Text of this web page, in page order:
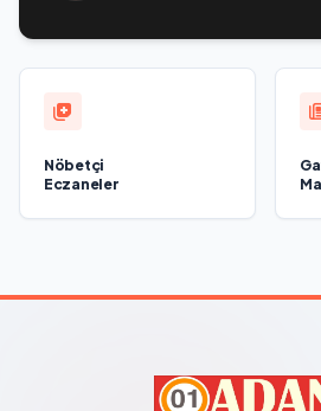
Nöbetçi
Eczaneler